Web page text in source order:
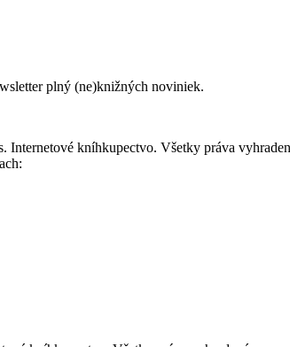
plný (ne)knižných noviniek.
Internetové kníhkupectvo. Všetky práva